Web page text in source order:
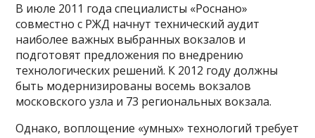
В июле 2011 года специалисты «Роснано»
совместно с РЖД начнут технический аудит
наиболее важных выбранных вокзалов и
подготовят предложения по внедрению
технологических решений. К 2012 году должны
быть модернизированы восемь вокзалов
московского узла и 73 региональных вокзала.
Однако, воплощение «умных» технологий требует